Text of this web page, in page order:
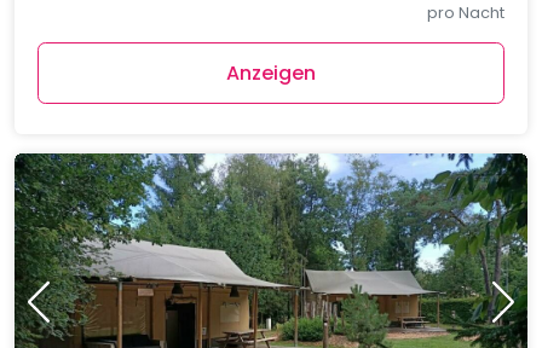
pro Nacht
Anzeigen